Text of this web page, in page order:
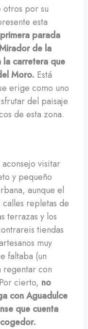
otros por su
esta
parada
de la
la carretera que
Moro. Está
erige como uno
del paisaje
de esta zona.
visitar
y pequeño
aunque el
repletas de
terrazas y los
tiendas
muy
faltaba (un
con
cierto, no
con Aguadulce
que cuenta